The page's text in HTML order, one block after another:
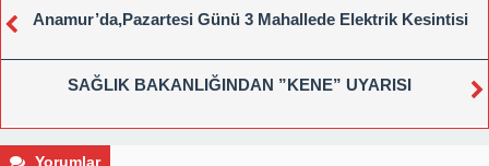
Anamur’da,Pazartesi Günü 3 Mahallede Elektrik Kesintisi
SAĞLIK BAKANLIĞINDAN ”KENE” UYARISI
Yorumlar